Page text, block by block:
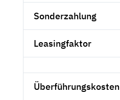
Sonderzahlung
Leasingfaktor
Überführungskosten